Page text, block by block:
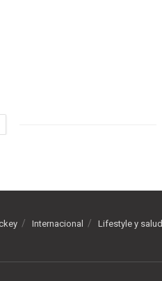
Internacional
Lifestyle y salud